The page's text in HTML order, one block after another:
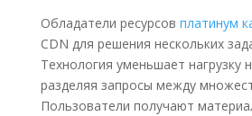
Обладатели ресурсов платинум
CDN для решения нескольких
Технология уменьшает нагрузку
разделяя запросы между
Пользователи получают